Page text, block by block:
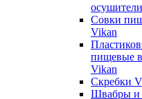
Совки
Vikan
пищевые
Vikan
Скребки
Швабры и